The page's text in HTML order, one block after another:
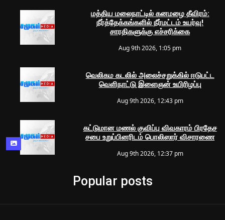
மத்திய மலைநாட்டில் கனமழை தீவிரம்:
நீர்த்தேக்கங்களில் நீர்மட்டம் உயர்வு!
சாரதிகளுக்கு எச்சரிக்கை
Aug 9th 2026, 1:05 pm
வெலிகம கடலில் அலைச்சறுக்கில் ஈடுபட்ட
வெளிநாட்டு இளைஞன் உயிரிழப்பு
Aug 9th 2026, 12:43 pm
கட்டுமான மணல் குவிப்பு விவகாரம் பிரதேச
சபை உறுப்பினரிடம் பொலிஸார் விசாரணை
Aug 9th 2026, 12:37 pm
Popular posts